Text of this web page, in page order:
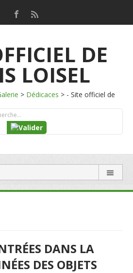
DE
LOISEL
> Dédicaces > - Site officiel de
DANS LA
DES OBJETS